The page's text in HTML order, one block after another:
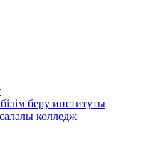
беру институты
колледж